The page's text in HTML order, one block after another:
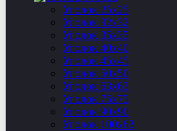
Уголок 25х25
Уголок 32х32
Уголок 35х35
Уголок 40х40
Уголок 45х45
Уголок 50х50
Уголок 63х63
Уголок 75х75
Уголок 90х90
Уголок 100х63